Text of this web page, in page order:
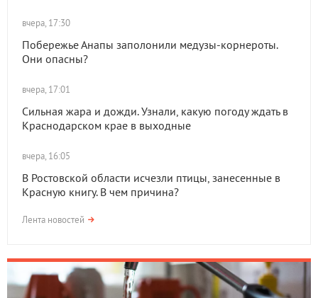
вчера, 17:30
Побережье Анапы заполонили медузы-корнероты.
Они опасны?
вчера, 17:01
Сильная жара и дожди. Узнали, какую погоду ждать в
Краснодарском крае в выходные
вчера, 16:05
В Ростовской области исчезли птицы, занесенные в
Красную книгу. В чем причина?
Лента новостей